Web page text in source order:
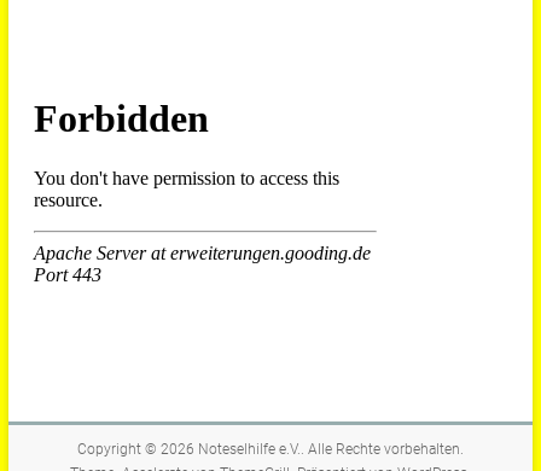
Copyright © 2026 Noteselhilfe e.V.. Alle Rechte vorbehalten.